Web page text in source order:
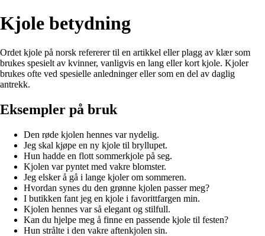
Kjole betydning
Ordet kjole på norsk refererer til en artikkel eller plagg av klær som
brukes spesielt av kvinner, vanligvis en lang eller kort kjole. Kjoler
brukes ofte ved spesielle anledninger eller som en del av daglig
antrekk.
Eksempler på bruk
Den røde kjolen hennes var nydelig.
Jeg skal kjøpe en ny kjole til bryllupet.
Hun hadde en flott sommerkjole på seg.
Kjolen var pyntet med vakre blomster.
Jeg elsker å gå i lange kjoler om sommeren.
Hvordan synes du den grønne kjolen passer meg?
I butikken fant jeg en kjole i favorittfargen min.
Kjolen hennes var så elegant og stilfull.
Kan du hjelpe meg å finne en passende kjole til festen?
Hun strålte i den vakre aftenkjolen sin.